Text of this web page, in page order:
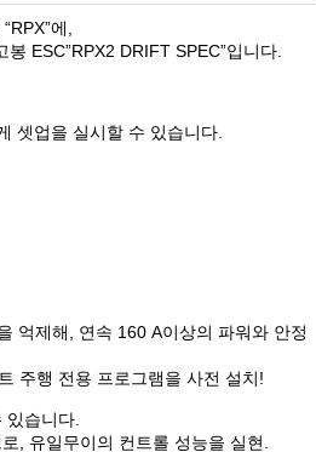
에,
ESC”RPX2 DRIFT SPEC”입니다.
셋업을 실시할 수 있습니다.
억제해, 연속 160 A이상의 파워와 안정
주행 전용 프로그램을 사전 설치!
습니다.
, 유일무이의 컨트롤 성능을 실현.